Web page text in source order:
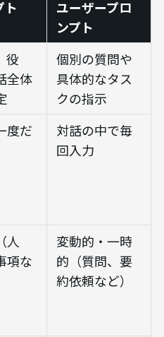
ト
ユーザープロ
ンプト
役
全体
個別の質問や
具体的なタス
クの指示
度だ
対話の中で毎
回入力
人
項な
変動的・一時
的（質問、要
約依頼など）